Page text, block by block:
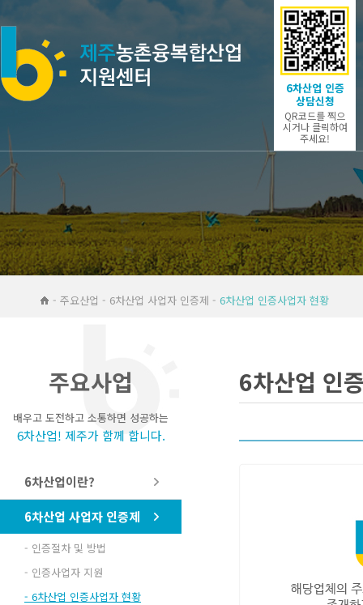
6차산업 인증
상담신청
QR코드를 찍으
시거나 클릭하여
주세요!
- 주요산업 - 6차산업 사업자 인증제 - 6차산업 인증사업자 현황
주요사업
배우고 도전하고 소통하면 성공하는
6차산업! 제주가 함께 합니다.
6차산업이란?
6차산업 사업자 인증제
- 인증절차 및 방법
- 인증사업자 지원
- 6차산업 인증사업자 현황
6차산업 인